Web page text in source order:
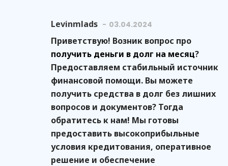
Levinmlads 03.04.2024
Приветствую! Возник вопрос про
получить деньги в долг на месяц?
Предоставляем стабильный источник
финансовой помощи. Вы можете
получить средства в долг без лишних
вопросов и документов? Тогда
обратитесь к нам! Мы готовы
предоставить высокоприбыльные
условия кредитования, оперативное
решение и обеспечение